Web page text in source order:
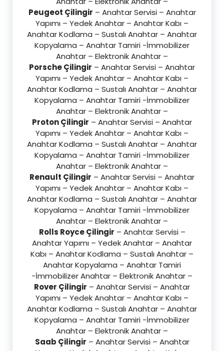
Peugeot Çilingir – Anahtar Servisi – Anahtar
Yapımı – Yedek Anahtar – Anahtar Kabı –
Anahtar Kodlama – Sustalı Anahtar – Anahtar
Kopyalama – Anahtar Tamiri -İmmobilizer
Anahtar – Elektronik Anahtar –
Porsche Çilingir – Anahtar Servisi – Anahtar
Yapımı – Yedek Anahtar – Anahtar Kabı –
Anahtar Kodlama – Sustalı Anahtar – Anahtar
Kopyalama – Anahtar Tamiri -İmmobilizer
Anahtar – Elektronik Anahtar –
Proton Çilingir – Anahtar Servisi – Anahtar
Yapımı – Yedek Anahtar – Anahtar Kabı –
Anahtar Kodlama – Sustalı Anahtar – Anahtar
Kopyalama – Anahtar Tamiri -İmmobilizer
Anahtar – Elektronik Anahtar –
Renault Çilingir – Anahtar Servisi – Anahtar
Yapımı – Yedek Anahtar – Anahtar Kabı –
Anahtar Kodlama – Sustalı Anahtar – Anahtar
Kopyalama – Anahtar Tamiri -İmmobilizer
Anahtar – Elektronik Anahtar –
Rolls Royce Çilingir – Anahtar Servisi –
Anahtar Yapımı – Yedek Anahtar – Anahtar
Kabı – Anahtar Kodlama – Sustalı Anahtar –
Anahtar Kopyalama – Anahtar Tamiri
-İmmobilizer Anahtar – Elektronik Anahtar –
Rover Çilingir – Anahtar Servisi – Anahtar
Yapımı – Yedek Anahtar – Anahtar Kabı –
Anahtar Kodlama – Sustalı Anahtar – Anahtar
Kopyalama – Anahtar Tamiri -İmmobilizer
Anahtar – Elektronik Anahtar –
Saab Çilingir – Anahtar Servisi – Anahtar